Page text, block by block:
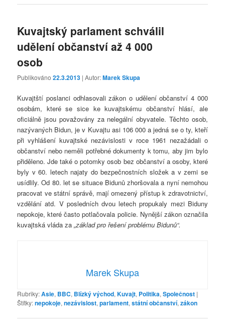
Kuvajtský parlament schválil
udělení občanství až 4 000
osob
Publikováno22.3.2013 | Autor:Marek Skupa
Kuvajtští poslanci odhlasovali zákon o udělení občanství 4 000
osobám, které se sice ke kuvajtskému občanství hlásí, ale
oficiálně jsou považovány za nelegální obyvatele. Těchto osob,
nazývaných Bidun, je v Kuvajtu asi 106 000 a jedná se o ty, kteří
při vyhlášení kuvajtské nezávislosti v roce 1961 nezažádali o
občanství nebo neměli potřebné dokumenty k tomu, aby jim bylo
přiděleno. Jde také o potomky osob bez občanství a osoby, které
byly v 60. letech najaty do bezpečnostních složek a v zemi se
usídlily. Od 80. let se situace Bidunů zhoršovala a nyní nemohou
pracovat ve státní správě, mají omezený přístup k zdravotnictví,
vzdělání atd. V posledních dvou letech propukaly mezi Biduny
nepokoje, které často potlačovala policie. Nynější zákon označila
kuvajtská vláda za„základ pro řešení problému Bidunů“.
Marek Skupa
Rubriky:Asie, BBC, Blízký východ,Kuvajt, Politika,Společnost |
Štítky:nepokoje,nezávislost,parlament,státní občanství,zákon